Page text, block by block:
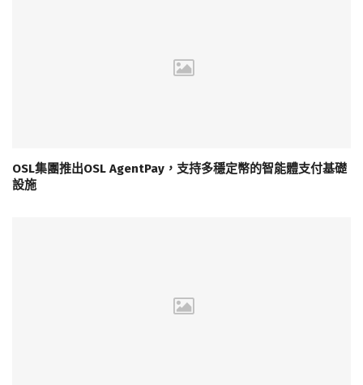
OSL集團推出OSL AgentPay，支持多穩定幣的智能體支付基礎
設施